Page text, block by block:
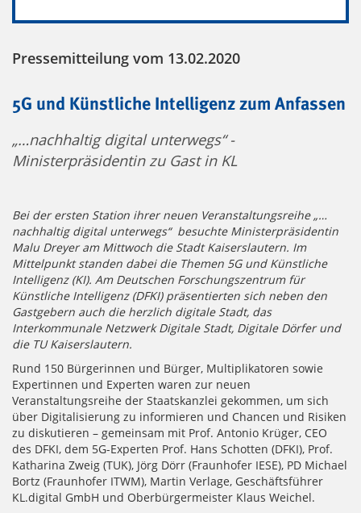
Pressemitteilung vom 13.02.2020
5G und Künstliche Intelligenz zum Anfassen
„…nachhaltig digital unterwegs“ -
Ministerpräsidentin zu Gast in KL
Bei der ersten Station ihrer neuen Veranstaltungsreihe„…
nachhaltig digital unterwegs“ besuchte Ministerpräsidentin
Malu Dreyer am Mittwoch die Stadt Kaiserslautern. Im
Mittelpunkt standen dabei die Themen 5G und Künstliche
Intelligenz (KI). Am Deutschen Forschungszentrum für
Künstliche Intelligenz (DFKI) präsentierten sich neben den
Gastgebern auch die herzlich digitale Stadt, das
Interkommunale Netzwerk Digitale Stadt, Digitale Dörfer und
die TU Kaiserslautern.
Rund 150 Bürgerinnen und Bürger, Multiplikatoren sowie
Expertinnen und Experten waren zur neuen
Veranstaltungsreihe der Staatskanzlei gekommen, um sich
über Digitalisierung zu informieren und Chancen und Risiken
zu diskutieren – gemeinsam mit Prof. Antonio Krüger, CEO
des DFKI, dem 5G-Experten Prof. Hans Schotten (DFKI), Prof.
Katharina Zweig (TUK), Jörg Dörr (Fraunhofer IESE), PD Michael
Bortz (Fraunhofer ITWM), Martin Verlage, Geschäftsführer
KL.digital GmbH und Oberbürgermeister Klaus Weichel.